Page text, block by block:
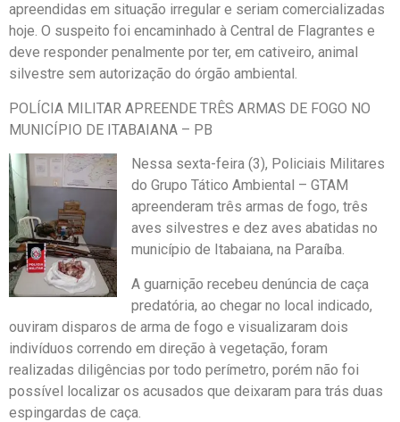
apreendidas em situação irregular e seriam comercializadas
hoje. O suspeito foi encaminhado à Central de Flagrantes e
deve responder penalmente por ter, em cativeiro, animal
silvestre sem autorização do órgão ambiental.
POLÍCIA MILITAR APREENDE TRÊS ARMAS DE FOGO NO
MUNICÍPIO DE ITABAIANA – PB
Nessa sexta-feira (3), Policiais Militares
do Grupo Tático Ambiental – GTAM
apreenderam três armas de fogo, três
aves silvestres e dez aves abatidas no
município de Itabaiana, na Paraíba.
A guarnição recebeu denúncia de caça
predatória, ao chegar no local indicado,
ouviram disparos de arma de fogo e visualizaram dois
indivíduos correndo em direção à vegetação, foram
realizadas diligências por todo perímetro, porém não foi
possível localizar os acusados que deixaram para trás duas
espingardas de caça.